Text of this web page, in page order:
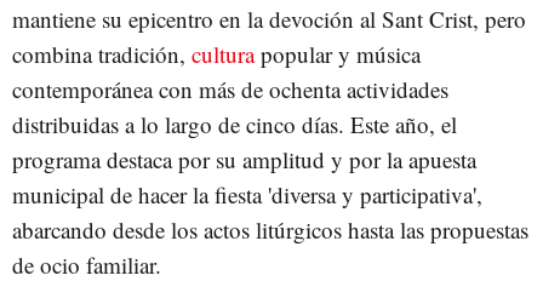
mantiene su epicentro en la devoción al Sant Crist, pero
combina tradición, culturapopular y música
contemporánea con más de ochenta actividades
distribuidas a lo largo de cinco días. Este año, el
programa destaca por su amplitud y por la apuesta
municipal de hacer la fiesta 'diversa y participativa',
abarcando desde los actos litúrgicos hasta las propuestas
de ocio familiar.